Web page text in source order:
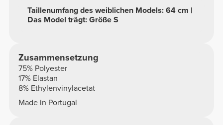
Taillenumfang des weiblichen Models: 64 cm |
Das Model trägt: Größe S
Zusammensetzung
75% Polyester
17% Elastan
8% Ethylenvinylacetat
Made in Portugal